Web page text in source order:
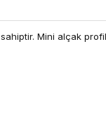
Mini alçak